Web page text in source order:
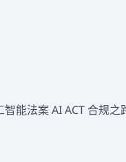
能法案 AI ACT 合规